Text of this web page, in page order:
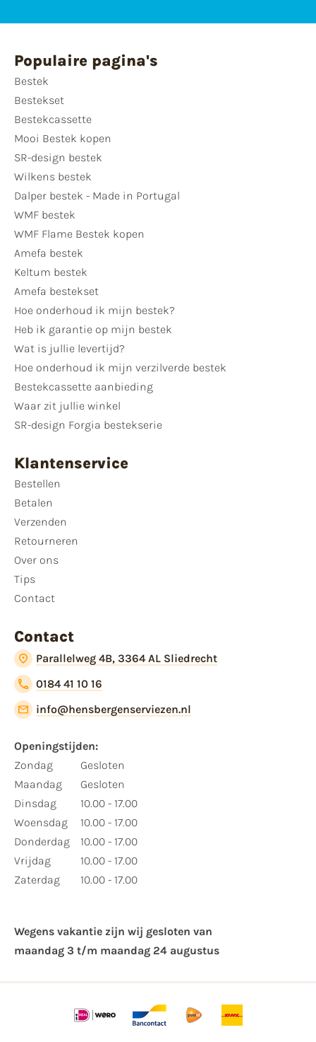
Populaire pagina's
Bestek
Bestekset
Bestekcassette
Mooi Bestek kopen
SR-design bestek
Wilkens bestek
Dalper bestek - Made in Portugal
WMF bestek
WMF Flame Bestek kopen
Amefa bestek
Keltum bestek
Amefa bestekset
Hoe onderhoud ik mijn bestek?
Heb ik garantie op mijn bestek
Wat is jullie levertijd?
Hoe onderhoud ik mijn verzilverde bestek
Bestekcassette aanbieding
Waar zit jullie winkel
SR-design Forgia bestekserie
Klantenservice
Bestellen
Betalen
Verzenden
Retourneren
Over ons
Tips
Contact
Contact
Parallelweg 4B, 3364 AL Sliedrecht
0184 41 10 16
info@hensbergenserviezen.nl
Openingstijden:
Zondag
Maandag
Dinsdag
Woensdag
Donderdag
Vrijdag
Zaterdag
Gesloten
Gesloten
10.00 - 17.00
10.00 - 17.00
10.00 - 17.00
10.00 - 17.00
10.00 - 17.00
Wegens vakantie zijn wij gesloten van ​
maandag 3 t/m maandag 24 augustus